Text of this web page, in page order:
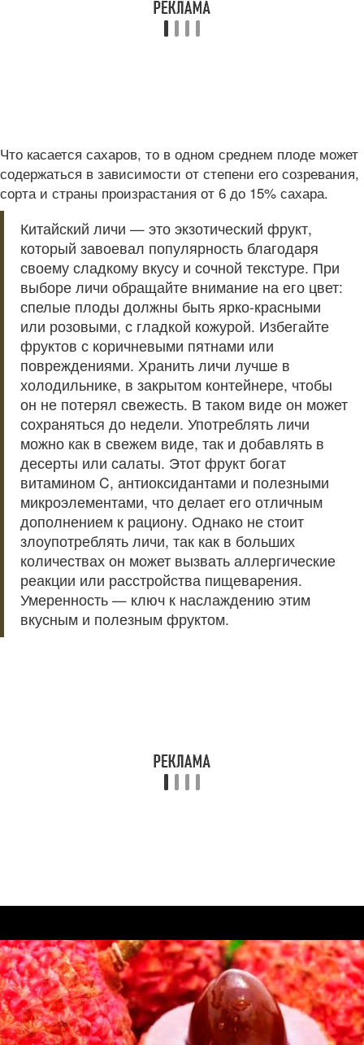
Что касается сахаров, то в одном среднем плоде может
содержаться в зависимости от степени его созревания,
сорта и страны произрастания от 6 до 15% сахара.
Китайский личи — это экзотический фрукт,
который завоевал популярность благодаря
своему сладкому вкусу и сочной текстуре. При
выборе личи обращайте внимание на его цвет:
спелые плоды должны быть ярко-красными
или розовыми, с гладкой кожурой. Избегайте
фруктов с коричневыми пятнами или
повреждениями. Хранить личи лучше в
холодильнике, в закрытом контейнере, чтобы
он не потерял свежесть. В таком виде он может
сохраняться до недели. Употреблять личи
можно как в свежем виде, так и добавлять в
десерты или салаты. Этот фрукт богат
витамином C, антиоксидантами и полезными
микроэлементами, что делает его отличным
дополнением к рациону. Однако не стоит
злоупотреблять личи, так как в больших
количествах он может вызвать аллергические
реакции или расстройства пищеварения.
Умеренность — ключ к наслаждению этим
вкусным и полезным фруктом.